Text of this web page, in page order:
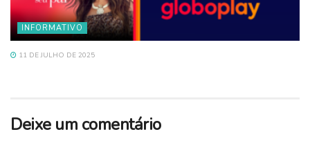
INFORMATIVO
11 DE JULHO DE 2025
Deixe um comentário